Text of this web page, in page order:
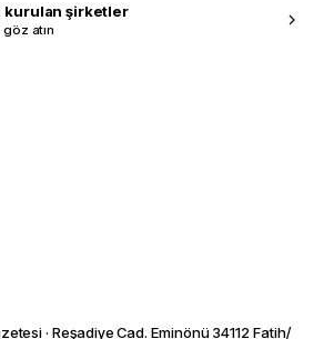
kurulan şirketler
atın
· Reşadiye Cad. Eminönü 34112 Fatih/